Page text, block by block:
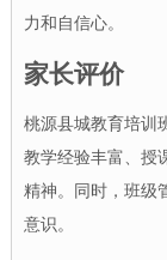
力和自信心。
家长评价
桃源县城教育培训
教学经验丰富、授
精神。同时，班级
意识。